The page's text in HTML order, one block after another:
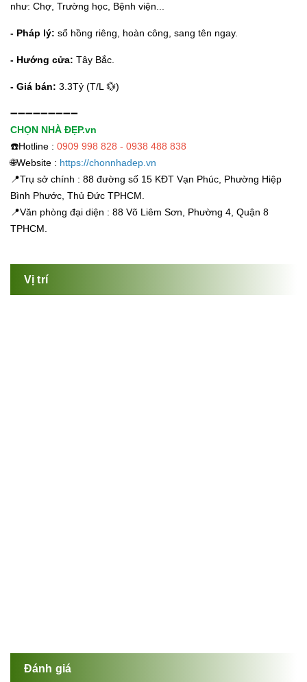
như: Chợ, Trường học, Bệnh viện...
- Pháp lý: sổ hồng riêng, hoàn công, sang tên ngay.
- Hướng cửa: Tây Bắc.
- Giá bán: 3.3Tỷ (T/L 💱)
➖➖➖➖➖➖➖➖➖
CHỌN NHÀ ĐẸP.vn
☎️Hotline : 0909 998 828 - 0938 488 838
🌐Website : https://chonnhadep.vn
📍Trụ sở chính : 88 đường số 15 KĐT Vạn Phúc, Phường Hiệp
Bình Phước, Thủ Đức TPHCM.
📍Văn phòng đại diện : 88 Võ Liêm Sơn, Phường 4, Quận 8
TPHCM.
Vị trí
Đánh giá